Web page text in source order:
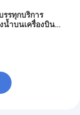
รรทุกบริการ
น้ำบนเครื่องบิน